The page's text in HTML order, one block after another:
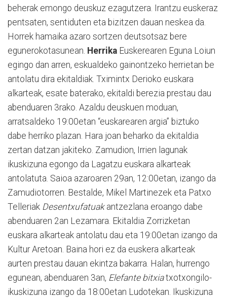
beherak emongo deuskuz ezagutzera. Irantzu euskeraz
pentsaten, sentiduten eta bizitzen dauan neskea da.
Horrek hamaika azaro sortzen deutsotsaz bere
egunerokotasunean. Herrika Euskerearen Eguna Loiun
egingo dan arren, eskualdeko gainontzeko herrietan be
antolatu dira ekitaldiak. Tximintx Derioko euskara
alkarteak, esate baterako, ekitaldi berezia prestau dau
abenduaren 3rako. Azaldu deuskuen moduan,
arratsaldeko 19:00etan “euskarearen argia” biztuko
dabe herriko plazan. Hara joan beharko da ekitaldia
zertan datzan jakiteko. Zamudion, Irrien lagunak
ikuskizuna egongo da Lagatzu euskara alkarteak
antolatuta. Saioa azaroaren 29an, 12:00etan, izango da
Zamudiotorren. Bestalde, Mikel Martinezek eta Patxo
Telleriak Desentxufatuakantzezlana eroango dabe
abenduaren 2an Lezamara. Ekitaldia Zorrizketan
euskara alkarteak antolatu dau eta 19:00etan izango da
Kultur Aretoan. Baina hori ez da euskera alkarteak
aurten prestau dauan ekintza bakarra. Halan, hurrengo
egunean, abenduaren 3an, Elefante bitxiatxotxongilo-
ikuskizuna izango da 18:00etan Ludotekan. Ikuskizuna